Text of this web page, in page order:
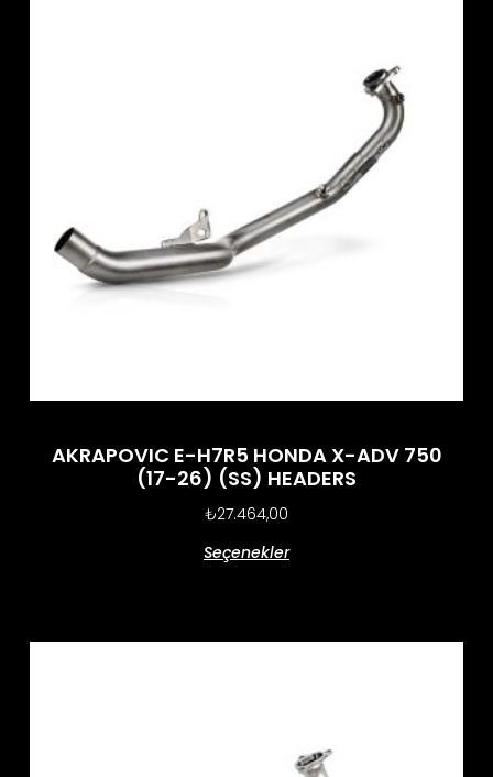
AKRAPOVIC E-H7R5 HONDA X-ADV 750
(17-26) (SS) HEADERS
₺27.464,00
Seçenekler